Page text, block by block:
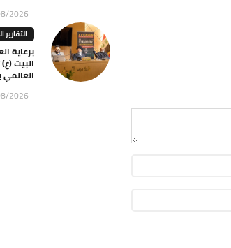
2026
برعاية
البيت
2026